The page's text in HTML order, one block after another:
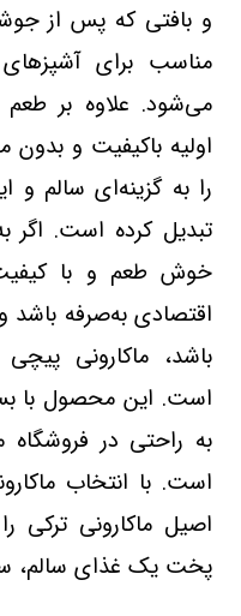
و بافتی که پس از
مناسب برای
می‌شود. علاوه بر طعم
اولیه باکیفیت و بدون
را به گزینه‌ای سالم و
تبدیل کرده است. اگر
خوش‌ طعم و با
اقتصادی به‌صرفه
باشد، ماکارونی پیچی
است. این محصول با
به راحتی در فروشگاه‌
است. با انتخاب
اصیل ماکارونی ترکی
پخت یک غذای سالم،